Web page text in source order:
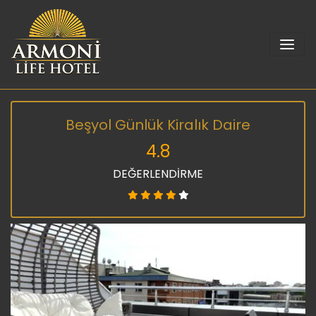
Beşyol Günlük Kiralık Daire
4.8
DEĞERLENDİRME